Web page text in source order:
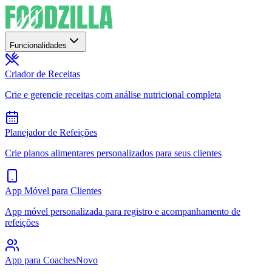
Funcionalidades
Criador de Receitas
Crie e gerencie receitas com análise nutricional completa
Planejador de Refeições
Crie planos alimentares personalizados para seus clientes
App Móvel para Clientes
App móvel personalizada para registro e acompanhamento de
refeições
App para CoachesNovo